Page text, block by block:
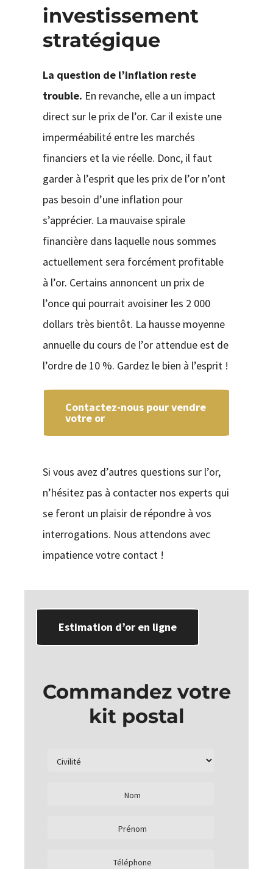
investissement
stratégique
La question de l’inflation reste
trouble. En revanche, elle a un impact
direct sur le prix de l’or. Car il existe une
imperméabilité entre les marchés
financiers et la vie réelle. Donc, il faut
garder à l’esprit que les prix de l’or n’ont
pas besoin d’une inflation pour
s’apprécier. La mauvaise spirale
financière dans laquelle nous sommes
actuellement sera forcément profitable
à l’or. Certains annoncent un prix de
l’once qui pourrait avoisiner les 2 000
dollars très bientôt. La hausse moyenne
annuelle du cours de l’or attendue est de
l’ordre de 10 %. Gardez le bien à l’esprit !
Contactez-nous pour vendre
votre or
Si vous avez d’autres questions sur l’or,
n’hésitez pas à contacter nos experts qui
se feront un plaisir de répondre à vos
interrogations. Nous attendons avec
impatience votre contact !
Estimation d’or en ligne
Commandez votre
kit postal